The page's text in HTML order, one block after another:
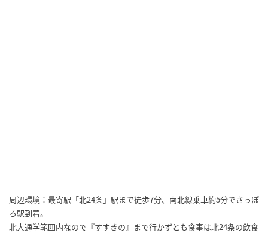
周辺環境：最寄駅「北24条」駅まで徒歩7分、南北線乗車約5分でさっぽ
ろ駅到着。
北大通学範囲内なので『すすきの』まで行かずとも食事は北24条の飲食